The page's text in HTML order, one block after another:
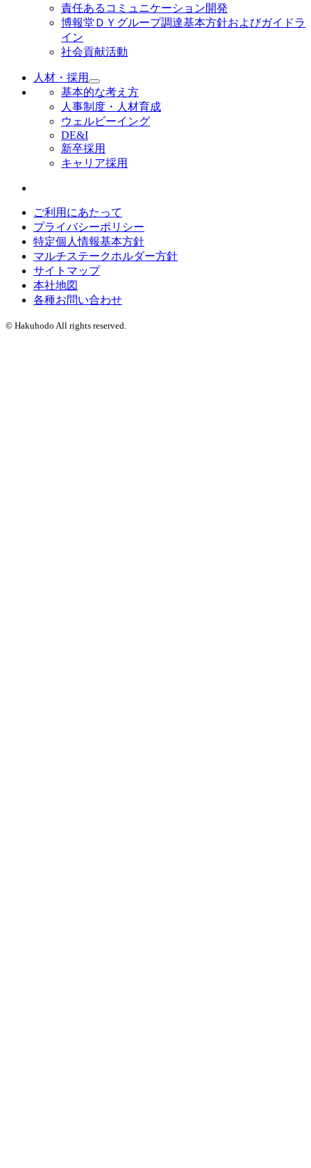
責任あるコミュニケーション開発
博報堂ＤＹグループ調達基本方針およびガイドラ
イン
社会貢献活動
人材・採用
基本的な考え方
人事制度・人材育成
ウェルビーイング
DE&I
新卒採用
キャリア採用
ご利用にあたって
プライバシーポリシー
特定個人情報基本方針
マルチステークホルダー方針
サイトマップ
本社地図
各種お問い合わせ
© Hakuhodo All rights reserved.